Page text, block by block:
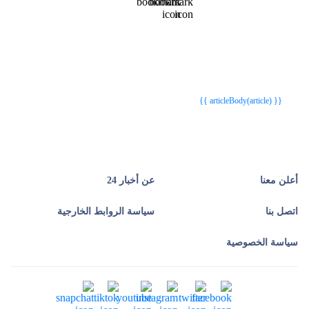
{{ articleBody(article) }}
أعلن معنا عن أخبار 24
اتصل بنا سياسة الروابط الخارجية
سياسة الخصوصية